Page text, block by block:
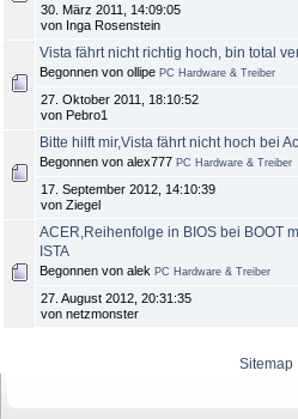
30. März 2011, 14:09:05
von Inga Rosenstein
Vista fährt nicht richtig hoch, bin total
Begonnen von ollipe PC Hardware & Treiber
27. Oktober 2011, 18:10:52
von Pebro1
Bitte hilft mir,Vista fährt nicht hoch bei
Begonnen von alex777 PC Hardware & Treiber
17. September 2012, 14:10:39
von Ziegel
ACER,Reihenfolge in BIOS bei BOOT
ISTA
Begonnen von alek PC Hardware & Treiber
27. August 2012, 20:31:35
von netzmonster
Sitemap